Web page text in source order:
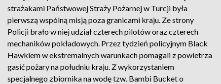
strażakami Państwowej Straży Pożarnej w Turcji była
pierwszą wspólną misją poza granicami kraju. Ze strony
Policji brało w niej udział czterech pilotów oraz czterech
mechaników pokładowych. Przez tydzień policyjnym Black
Hawkiem w ekstremalnych warunkach pomagali z powietrza
gasić pożary na południu kraju. Z wykorzystaniem
specjalnego zbiornika na wodę tzw. Bambi Bucket o